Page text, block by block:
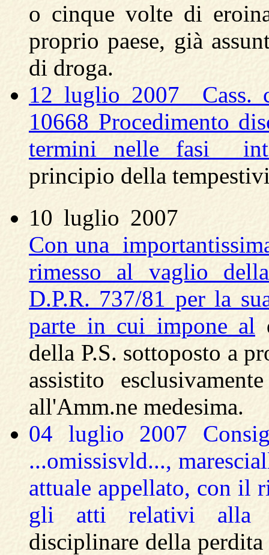
o cinque volte di
proprio paese, già
di droga.
12 luglio 2007 Cass.
10668 Procedimento
termini nelle fasi
principio della
10 luglio 2007
Con una
rimesso al vaglio
D.P.R. 737/81 per la
parte in cui impone al
della P.S. sottoposto a
assistito
all'Amm.ne medesima.
04 luglio 2007
...omissisvld...,
attuale appellato, con il
gli atti relativi alla
disciplinare della